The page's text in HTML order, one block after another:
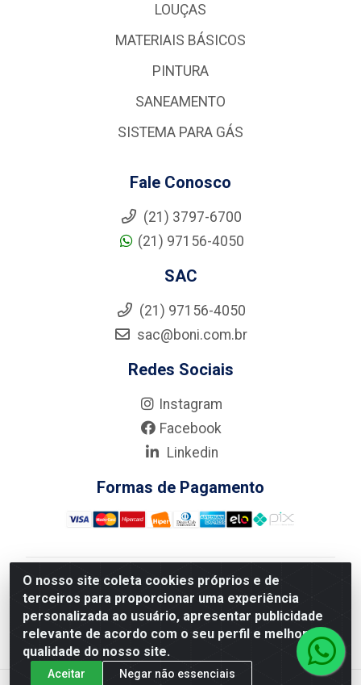
O nosso site coleta cookies próprios e de
terceiros para proporcionar uma experiência
personalizada ao usuário, apresentar publicidade
relevante de acordo com o seu perfil e melhorar a
qualidade do nosso site.
Aceitar Negar não essenciais
LOUÇAS
MATERIAIS BÁSICOS
PINTURA
SANEAMENTO
SISTEMA PARA GÁS
Fale Conosco
(21) 3797-6700
(21) 97156-4050
SAC
(21) 97156-4050
sac@boni.com.br
Redes Sociais
Instagram
Facebook
Linkedin
Formas de Pagamento
Nova Boni Distribuidora de Material de Construção LTDA
- Rua Alice Tibiriçá, 330 - Vila Da Penha, Rio de
Janeiro/RJ - CEP: 21.210-110 - CNPJ: 11.003.135/0001-
27